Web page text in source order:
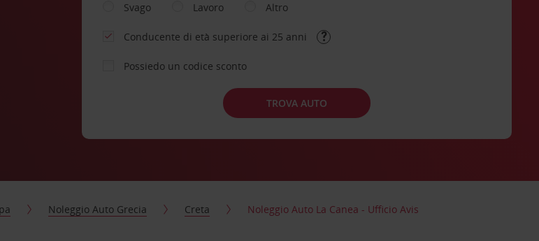
Svago
Lavoro Altro
Conducente di età superiore ai 25 anni
Possiedo un codice sconto
TROVA AUTO
Noleggio Auto Grecia Creta Noleggio Auto La Canea - Ufficio Avis